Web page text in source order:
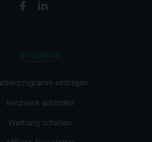
eintragen
Netzwerk anbinden
Werbung schalten